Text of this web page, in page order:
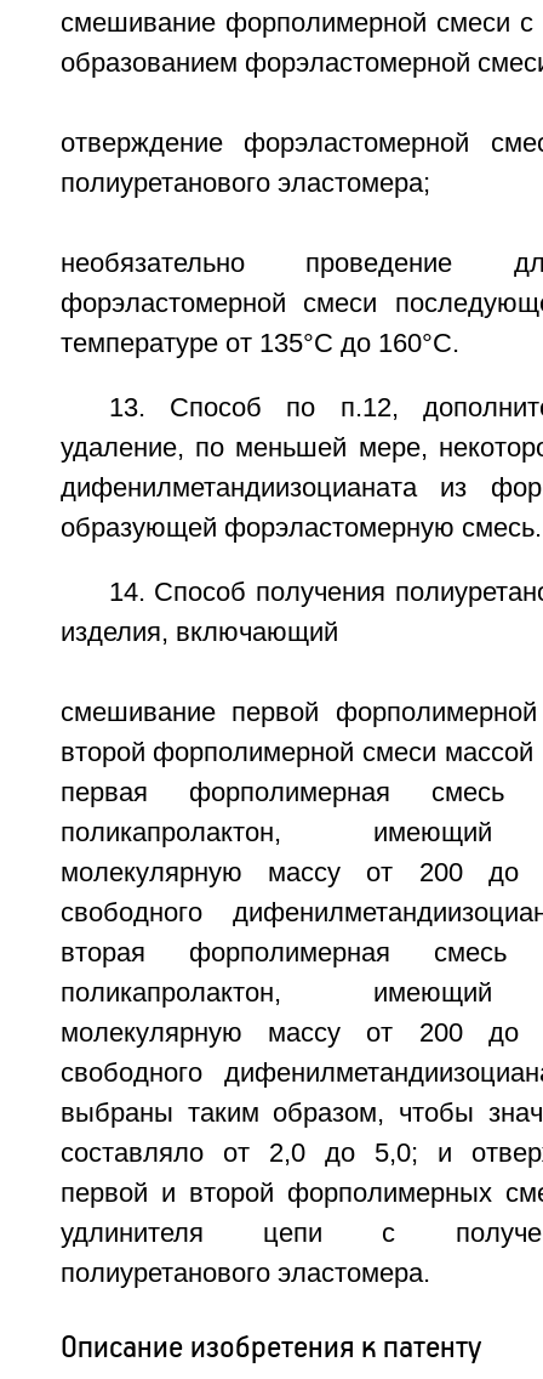
смешивание форполимерной смеси с
образованием форэластомерной
отверждение форэластомерной
полиуретанового эластомера;
необязательно проведение
форэластомерной смеси
температуре от 135°C до 160°C.
13. Способ по п.12,
удаление, по меньшей мере,
дифенилметандиизоцианата из
образующей форэластомерную смесь.
14. Способ получения
изделия, включающий
смешивание первой
второй форполимерной смеси массой
первая форполимерная смесь
поликапролактон, имеющий
молекулярную массу от 200
свободного
вторая форполимерная смесь
поликапролактон, имеющий
молекулярную массу от 200
свободного
выбраны таким образом, чтобы
составляло от 2,0 до 5,0; и
первой и второй форполимерных
удлинителя цепи с
полиуретанового эластомера.
Описание изобретения к патенту